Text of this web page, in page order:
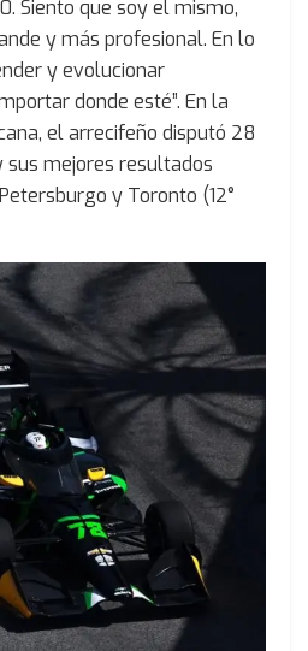
Siento que soy el mismo,
y más profesional. En lo
y evolucionar
donde esté”. En la
el arrecifeño disputó 28
mejores resultados
y Toronto (12°